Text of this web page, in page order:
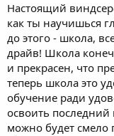
Настоящий
как ты научишься
до этого - школа,
драйв! Школа
и прекрасен, что
теперь школа это
обучение ради
освоить
можно будет смело